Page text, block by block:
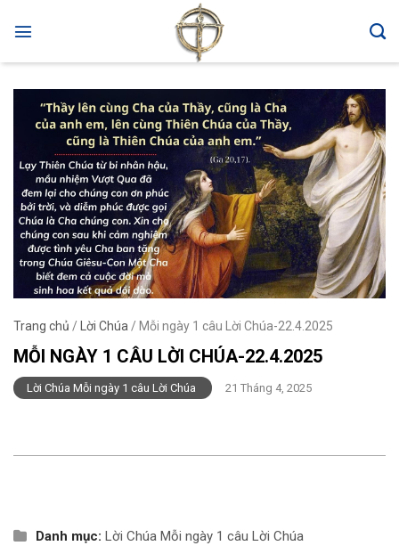
Trang chủ / Lời Chúa / Mỗi ngày 1 câu Lời Chúa-22.4.2025
MỖI NGÀY 1 CÂU LỜI CHÚA-22.4.2025
Lời Chúa Mỗi ngày 1 câu Lời Chúa 21 Tháng 4, 2025
Danh mục: Lời Chúa Mỗi ngày 1 câu Lời Chúa